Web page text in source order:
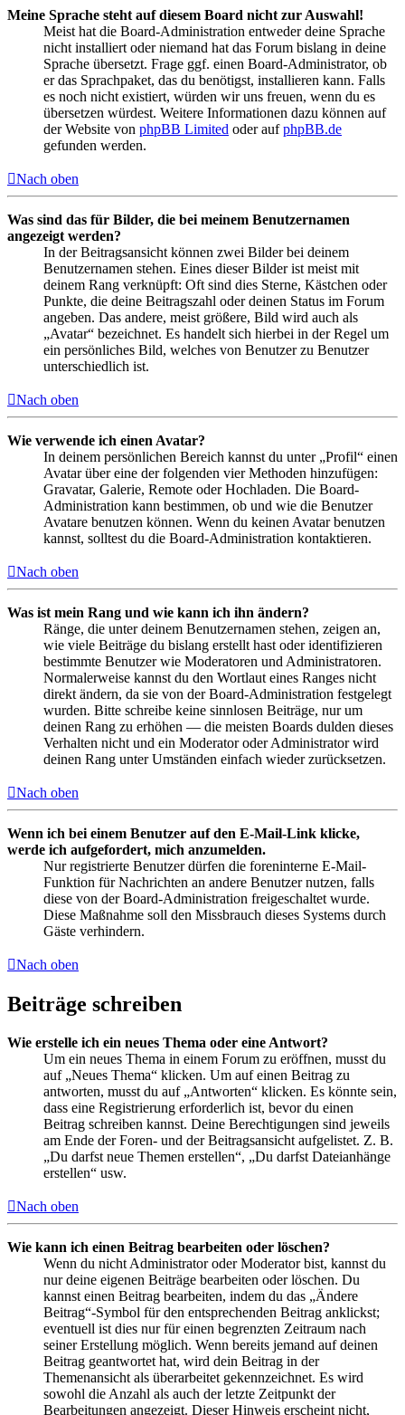
Meine Sprache steht auf diesem Board nicht zur Auswahl!
Meist hat die Board-Administration entweder deine Sprache
nicht installiert oder niemand hat das Forum bislang in deine
Sprache übersetzt. Frage ggf. einen Board-Administrator, ob
er das Sprachpaket, das du benötigst, installieren kann. Falls
es noch nicht existiert, würden wir uns freuen, wenn du es
übersetzen würdest. Weitere Informationen dazu können auf
der Website von phpBB Limited oder aufphpBB.de
gefunden werden.
Nach oben
Was sind das für Bilder, die bei meinem Benutzernamen
angezeigt werden?
In der Beitragsansicht können zwei Bilder bei deinem
Benutzernamen stehen. Eines dieser Bilder ist meist mit
deinem Rang verknüpft: Oft sind dies Sterne, Kästchen oder
Punkte, die deine Beitragszahl oder deinen Status im Forum
angeben. Das andere, meist größere, Bild wird auch als
„Avatar“ bezeichnet. Es handelt sich hierbei in der Regel um
ein persönliches Bild, welches von Benutzer zu Benutzer
unterschiedlich ist.
Nach oben
Wie verwende ich einen Avatar?
In deinem persönlichen Bereich kannst du unter „Profil“ einen
Avatar über eine der folgenden vier Methoden hinzufügen:
Gravatar, Galerie, Remote oder Hochladen. Die Board-
Administration kann bestimmen, ob und wie die Benutzer
Avatare benutzen können. Wenn du keinen Avatar benutzen
kannst, solltest du die Board-Administration kontaktieren.
Nach oben
Was ist mein Rang und wie kann ich ihn ändern?
Ränge, die unter deinem Benutzernamen stehen, zeigen an,
wie viele Beiträge du bislang erstellt hast oder identifizieren
bestimmte Benutzer wie Moderatoren und Administratoren.
Normalerweise kannst du den Wortlaut eines Ranges nicht
direkt ändern, da sie von der Board-Administration festgelegt
wurden. Bitte schreibe keine sinnlosen Beiträge, nur um
deinen Rang zu erhöhen — die meisten Boards dulden dieses
Verhalten nicht und ein Moderator oder Administrator wird
deinen Rang unter Umständen einfach wieder zurücksetzen.
Nach oben
Wenn ich bei einem Benutzer auf den E-Mail-Link klicke,
werde ich aufgefordert, mich anzumelden.
Nur registrierte Benutzer dürfen die foreninterne E-Mail-
Funktion für Nachrichten an andere Benutzer nutzen, falls
diese von der Board-Administration freigeschaltet wurde.
Diese Maßnahme soll den Missbrauch dieses Systems durch
Gäste verhindern.
Nach oben
Beiträge schreiben
Wie erstelle ich ein neues Thema oder eine Antwort?
Um ein neues Thema in einem Forum zu eröffnen, musst du
auf „Neues Thema“ klicken. Um auf einen Beitrag zu
antworten, musst du auf „Antworten“ klicken. Es könnte sein,
dass eine Registrierung erforderlich ist, bevor du einen
Beitrag schreiben kannst. Deine Berechtigungen sind jeweils
am Ende der Foren- und der Beitragsansicht aufgelistet. Z. B.
„Du darfst neue Themen erstellen“, „Du darfst Dateianhänge
erstellen“ usw.
Nach oben
Wie kann ich einen Beitrag bearbeiten oder löschen?
Wenn du nicht Administrator oder Moderator bist, kannst du
nur deine eigenen Beiträge bearbeiten oder löschen. Du
kannst einen Beitrag bearbeiten, indem du das „Ändere
Beitrag“-Symbol für den entsprechenden Beitrag anklickst;
eventuell ist dies nur für einen begrenzten Zeitraum nach
seiner Erstellung möglich. Wenn bereits jemand auf deinen
Beitrag geantwortet hat, wird dein Beitrag in der
Themenansicht als überarbeitet gekennzeichnet. Es wird
sowohl die Anzahl als auch der letzte Zeitpunkt der
Bearbeitungen angezeigt. Dieser Hinweis erscheint nicht,